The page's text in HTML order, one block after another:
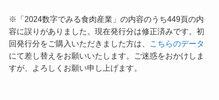
※「2024数字でみる食肉産業」の内容のうち449頁の内
容に誤りがありました。現在発行分は修正済みです。初
回発行分をご購入いただきました方は、
こちらのデータ
にて差し替えをお願いいたします。ご迷惑をおかけしま
すが、よろしくお願い申し上げます。